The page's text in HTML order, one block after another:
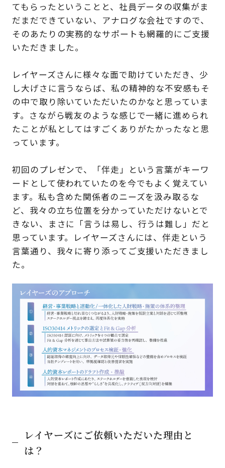
てもらったということと、社員データの収集がま
だまだできていない、アナログな会社ですので、
そのあたりの実務的なサポートも網羅的にご支援
いただきました。
レイヤーズさんに様々な面で助けていただき、少
し大げさに言うならば、私の精神的な不安感もそ
の中で取り除いていただいたのかなと思っていま
す。さながら戦友のような感じで一緒に進められ
たことが私としてはすごくありがたかったなと思
っています。
初回のプレゼンで、「伴走」という言葉がキーワ
ードとして使われていたのを今でもよく覚えてい
ます。私も含めた関係者のニーズを汲み取るな
ど、我々の立ち位置を分かっていただけないとで
きない、まさに「言うは易し、行うは難し」だと
思っています。レイヤーズさんには、伴走という
言葉通り、我々に寄り添ってご支援いただきまし
た。
レイヤーズにご依頼いただいた理由と
は？